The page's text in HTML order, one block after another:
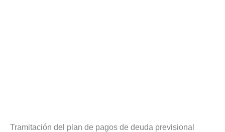
Tramitación del plan de pagos de deuda previsional